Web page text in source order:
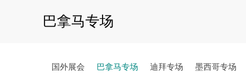
巴拿马专场
国外展会 巴拿马专场 迪拜专场 墨西哥专场